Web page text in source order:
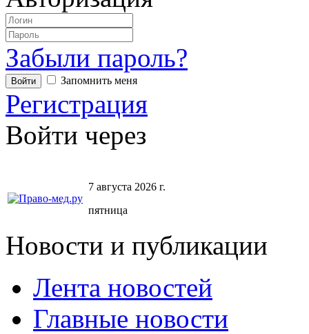
Забыли пароль?
Запомнить меня
Регистрация
Войти через
7 августа 2026 г.
пятница
Новости и публикации
Лента новостей
Главные новости